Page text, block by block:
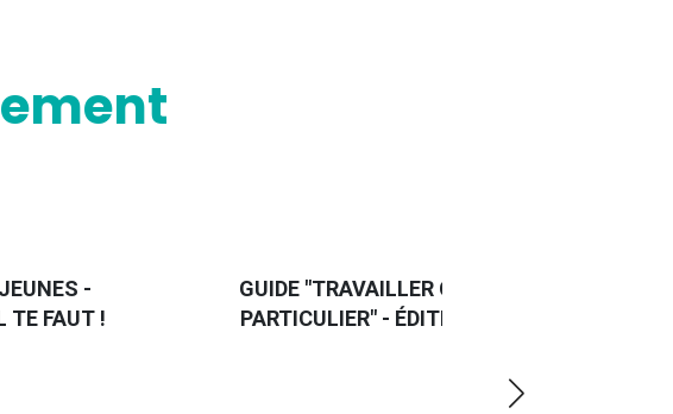
-
TE FAUT !
GUIDE "TRAVAILLER CHEZ UN
PARTICULIER" - ÉDITION 2024